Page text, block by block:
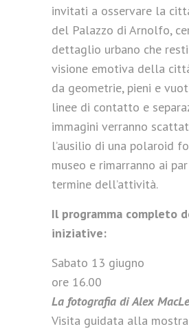
invitati a osservare la
del Palazzo di Arnolfo,
dettaglio urbano che
visione emotiva della
da geometrie, pieni e
linee di contatto e
immagini verranno
l’ausilio di una polaroid
museo e rimarranno ai
termine dell’attività.
Il programma completo
iniziative:
Sabato 13 giugno
ore 16.00
La fotografia di Alex
Visita guidata alla